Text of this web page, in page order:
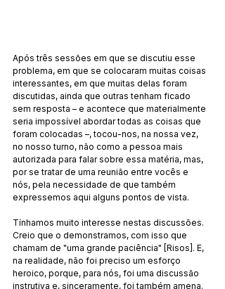
Após três sessões em que se discutiu esse
problema, em que se colocaram muitas coisas
interessantes, em que muitas delas foram
discutidas, ainda que outras tenham ficado
sem resposta – e acontece que materialmente
seria impossível abordar todas as coisas que
foram colocadas –, tocou-nos, na nossa vez,
no nosso turno, não como a pessoa mais
autorizada para falar sobre essa matéria, mas,
por se tratar de uma reunião entre vocês e
nós, pela necessidade de que também
expressemos aqui alguns pontos de vista.
Tínhamos muito interesse nestas discussões.
Creio que o demonstramos, com isso que
chamam de "uma grande paciência" [Risos]. E,
na realidade, não foi preciso um esforço
heroico, porque, para nós, foi uma discussão
instrutiva e, sinceramente, foi também amena.